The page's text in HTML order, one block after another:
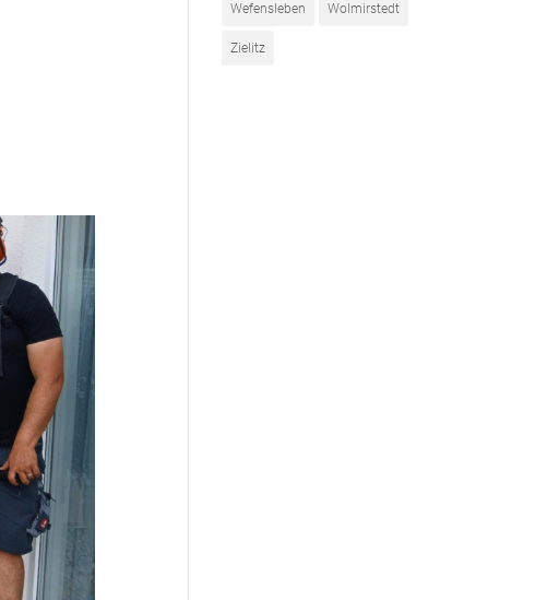
Wefensleben Wolmirstedt
Zielitz